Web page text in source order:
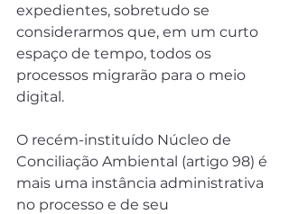
expedientes, sobretudo se
considerarmos que, em um curto
espaço de tempo, todos os
processos migrarão para o meio
digital.
O recém-instituído Núcleo de
Conciliação Ambiental (artigo 98) é
mais uma instância administrativa
no processo e de seu